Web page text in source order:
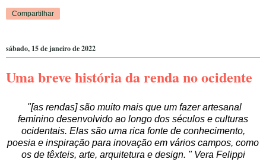
Compartilhar
sábado, 15 de janeiro de 2022
Uma breve história da renda no ocidente
"[as rendas] são muito mais que um fazer artesanal
feminino desenvolvido ao longo dos séculos e culturas
ocidentais. Elas são uma rica fonte de conhecimento,
poesia e inspiração para inovação em vários campos, como
os de têxteis, arte, arquitetura e design. " Vera Felippi